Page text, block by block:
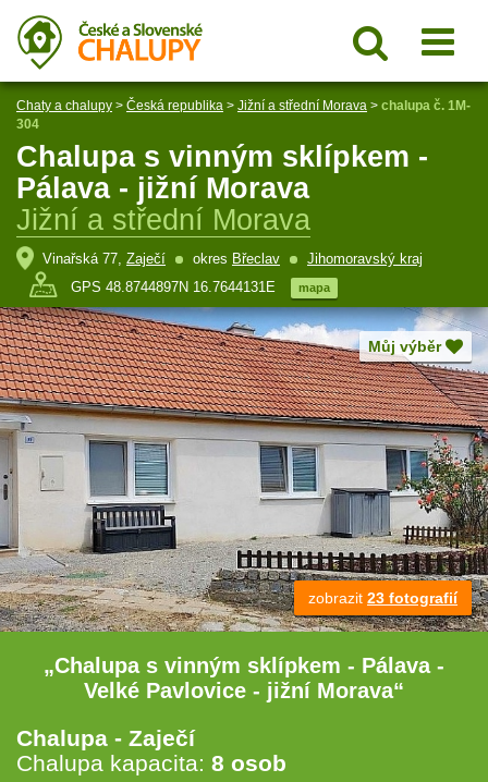
Chaty a chalupy > Česká republika > Jižní a střední Morava > chalupa č. 1M-
304
Chalupa s vinným sklípkem -
Pálava - jižní Morava
Jižní a střední Morava
Vinařská 77, Zaječí okres Břeclav
Jihomoravský kraj
GPS 48.8744897N 16.7644131E
mapa
Můj výběr
zobrazit 23 fotografií
„Chalupa s vinným sklípkem - Pálava -
Velké Pavlovice - jižní Morava“
Chalupa - Zaječí
Chalupa kapacita: 8 osob